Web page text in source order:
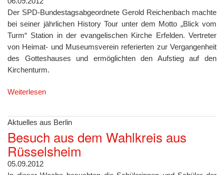
Der SPD-Bundestagsabgeordnete Gerold Reichenbach machte
bei seiner jährlichen History Tour unter dem Motto „Blick vom
Turm“ Station in der evangelischen Kirche Erfelden. Vertreter
von Heimat- und Museumsverein referierten zur Vergangenheit
des Gotteshauses und ermöglichten den Aufstieg auf den
Kirchenturm.
Weiterlesen
Aktuelles aus Berlin
Besuch aus dem Wahlkreis aus
Rüsselsheim
05.09.2012